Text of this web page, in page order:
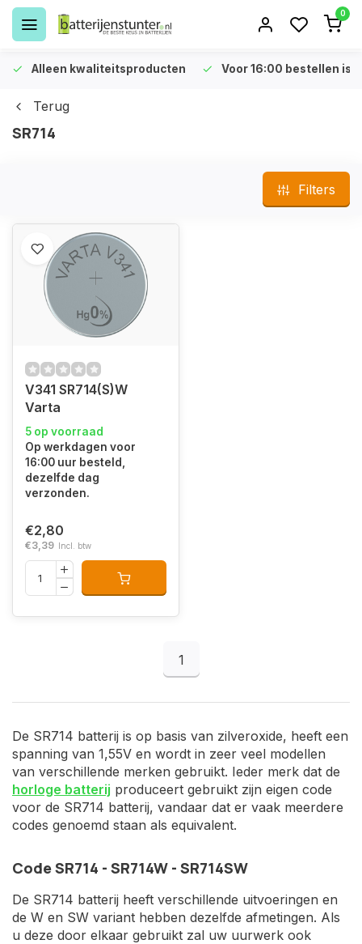
0
Alleen kwaliteitsproducten Voor 16:00 bestellen is
Terug
SR714
Filters
V341 SR714(S)W
Varta
5 op voorraad
Op werkdagen voor
16:00 uur besteld,
dezelfde dag
verzonden.
€2,80
€3,39 Incl. btw
1
De SR714 batterij is op basis van zilveroxide, heeft een
spanning van 1,55V en wordt in zeer veel modellen
van verschillende merken gebruikt. Ieder merk dat de
horloge batterij produceert gebruikt zijn eigen code
voor de SR714 batterij, vandaar dat er vaak meerdere
codes genoemd staan als equivalent.
Code SR714 - SR714W - SR714SW
De SR714 batterij heeft verschillende uitvoeringen en
de W en SW variant hebben dezelfde afmetingen. Als
u deze door elkaar gebruikt zal uw uurwerk ook